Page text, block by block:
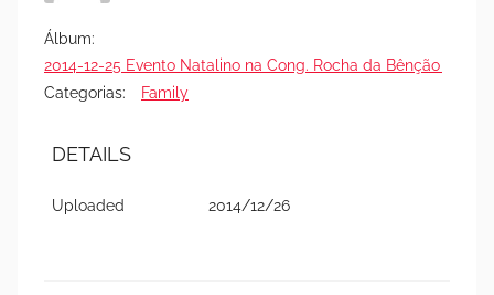
Álbum:
2014-12-25 Evento Natalino na Cong. Rocha da Bênção
Categorias:
Family
DETAILS
Uploaded 2014/12/26